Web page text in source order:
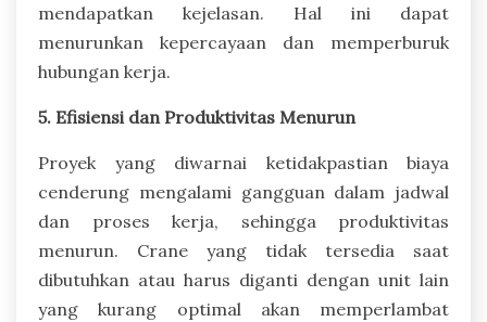
mendapatkan kejelasan. Hal ini dapat
menurunkan kepercayaan dan memperburuk
hubungan kerja.
5. Efisiensi dan Produktivitas Menurun
Proyek yang diwarnai ketidakpastian biaya
cenderung mengalami gangguan dalam jadwal
dan proses kerja, sehingga produktivitas
menurun. Crane yang tidak tersedia saat
dibutuhkan atau harus diganti dengan unit lain
yang kurang optimal akan memperlambat